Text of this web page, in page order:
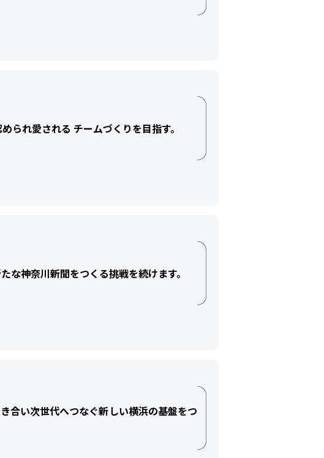
られ愛される チームづくりを目指す。
な神奈川新聞をつくる挑戦を続けます。
合い次世代へつなぐ新しい横浜の基盤をつ